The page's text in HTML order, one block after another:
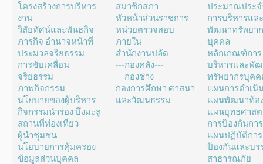
โครงสร้างการบริหาร
งาน
วิสัยทัศน์และพันธกิจ
ภารกิจ อำนาจหน้าที่
ประมวลจริยธรรม
การขับเคลื่อน
จริยธรรม
ภาพกิจกรรม
นโยบายของผู้บริหาร
กิจกรรมนำร่อง บึงมะลู
สถานที่ท่องเที่ยว
ผู้นำชุมชน
นโยบายการคุ้มครอง
ข้อมูลส่วนบุคคล
สมาชิกสภา
หัวหน้าส่วนราชการ
หน่วยตรวจสอบ
ภายใน
สำนักงานปลัด
---กองคลัง---
---กองช่าง----
กองการศึกษา ศาสนา
และวัฒนธรรม
ประมาณประ
การบริหารแล
พัฒนาทรัพยา
บุคคล
หลักเกณฑ์การ
บริหารและพั
ทรัพยากรบุคค
แผนการดำเนิ
แผนพัฒนาท้อ
แผนยุทธศาส
การป้องกันกา
แผนปฏิบัติการ
ป้องกันและบร
สาธารณภัย